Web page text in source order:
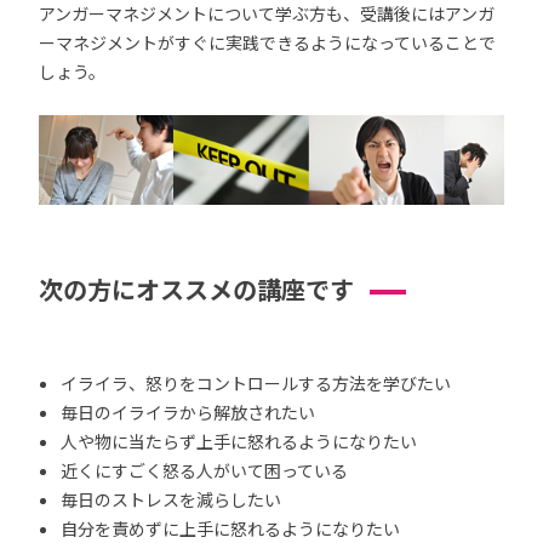
アンガーマネジメントについて学ぶ方も、受講後にはアンガ
ーマネジメントがすぐに実践できるようになっていることで
しょう。
次の方にオススメの講座です
イライラ、怒りをコントロールする方法を学びたい
毎日のイライラから解放されたい
人や物に当たらず上手に怒れるようになりたい
近くにすごく怒る人がいて困っている
毎日のストレスを減らしたい
自分を責めずに上手に怒れるようになりたい